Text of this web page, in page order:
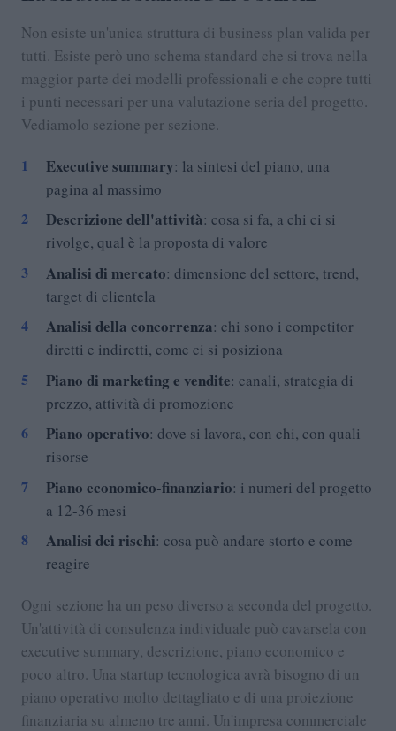
Non esiste un'unica struttura di business plan valida per
tutti. Esiste però uno schema standard che si trova nella
maggior parte dei modelli professionali e che copre tutti
i punti necessari per una valutazione seria del progetto.
Vediamolo sezione per sezione.
Executive summary: la sintesi del piano, una
pagina al massimo
Descrizione dell'attività: cosa si fa, a chi ci si
rivolge, qual è la proposta di valore
Analisi di mercato: dimensione del settore, trend,
target di clientela
Analisi della concorrenza: chi sono i competitor
diretti e indiretti, come ci si posiziona
Piano di marketing e vendite: canali, strategia di
prezzo, attività di promozione
Piano operativo: dove si lavora, con chi, con quali
risorse
Piano economico-finanziario: i numeri del progetto
a 12-36 mesi
Analisi dei rischi: cosa può andare storto e come
reagire
Ogni sezione ha un peso diverso a seconda del progetto.
Un'attività di consulenza individuale può cavarsela con
executive summary, descrizione, piano economico e
poco altro. Una startup tecnologica avrà bisogno di un
piano operativo molto dettagliato e di una proiezione
finanziaria su almeno tre anni. Un'impresa commerciale